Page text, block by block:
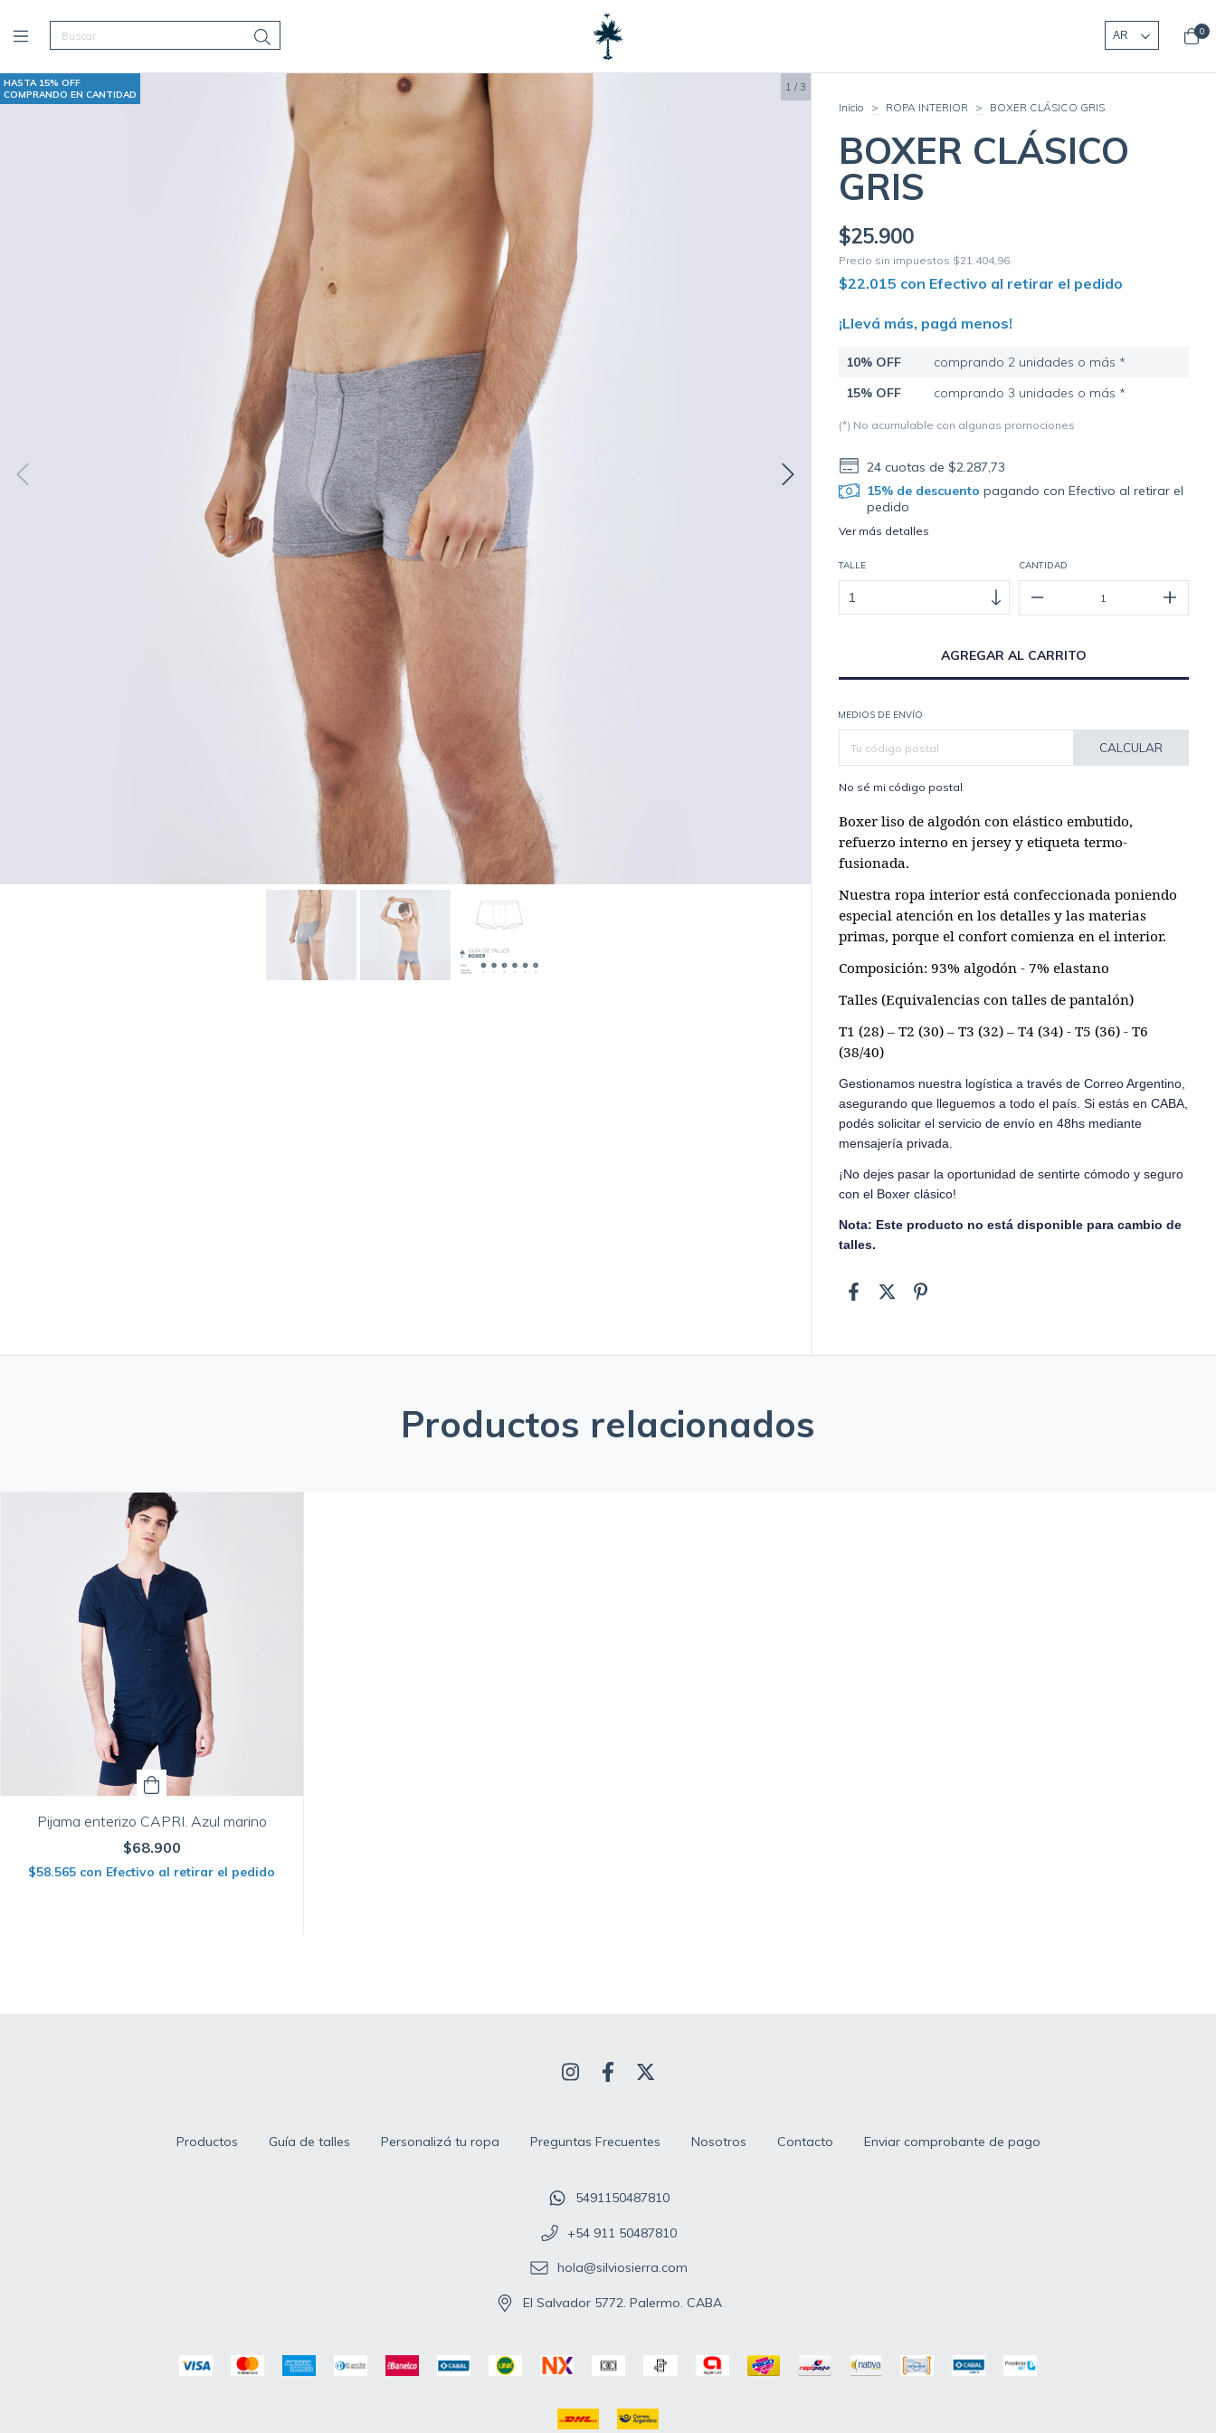
0
HASTA 15% OFF
COMPRANDO EN CANTIDAD
1 /3
Inicio
> ROPA INTERIOR > BOXER CLÁSICO GRIS
BOXER CLÁSICO
GRIS
$25.900
Precio sin impuestos $21.404,96
$22.015 con Efectivo al retirar el pedido
¡Llevá más, pagá menos!
10% OFF
comprando 2 unidades o más *
15% OFF
comprando 3 unidades o más *
(*) No acumulable con algunas promociones
24 cuotas de$2.287,73
15% de descuento pagando con Efectivo al retirar el
pedido
Ver más detalles
TALLE CANTIDAD
MEDIOS DE ENVÍO
CALCULAR
No sé mi código postal
Boxer liso de algodón con elástico embutido,
refuerzo interno en jersey y etiqueta termo-
fusionada.
Nuestra ropa interior está confeccionada poniendo
especial atención en los detalles y las materias
primas, porque el confort comienza en el interior.
Composición: 93% algodón - 7% elastano
Talles (Equivalencias con talles de pantalón)
T1 (28) – T2 (30) – T3 (32) – T4 (34) - T5 (36) - T6
(38/40)
Gestionamos nuestra logística a través de Correo Argentino,
asegurando que lleguemos a todo el país. Si estás en CABA,
podés solicitar el servicio de envío en 48hs mediante
mensajería privada.
¡No dejes pasar la oportunidad de sentirte cómodo y seguro
con el Boxer clásico!
Nota: Este producto no está disponible para cambio de
talles.
Productos relacionados
Pijama enterizo CAPRI. Azul marino
$68.900
$58.565 con Efectivo al retirar el pedido
Productos Guía de talles Personalizá tu ropa Preguntas Frecuentes Nosotros Contacto Enviar comprobante de pago
5491150487810
+54 911 50487810
hola@silviosierra.com
El Salvador 5772. Palermo. CABA